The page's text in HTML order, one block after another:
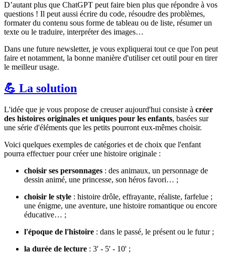
D’autant plus que ChatGPT peut faire bien plus que répondre à vos
questions ! Il peut aussi écrire du code, résoudre des problèmes,
formater du contenu sous forme de tableau ou de liste, résumer un
texte ou le traduire, interpréter des images…
Dans une future newsletter, je vous expliquerai tout ce que l'on peut
faire et notamment, la bonne manière d'utiliser cet outil pour en tirer
le meilleur usage.
💪 La solution
L'idée que je vous propose de creuser aujourd'hui consiste à créer
des histoires originales et uniques pour les enfants, basées sur
une série d'éléments que les petits pourront eux-mêmes choisir.
Voici quelques exemples de catégories et de choix que l'enfant
pourra effectuer pour créer une histoire originale :
choisir ses personnages : des animaux, un personnage de
dessin animé, une princesse, son héros favori… ;
choisir le style : histoire drôle, effrayante, réaliste, farfelue ;
une énigme, une aventure, une histoire romantique ou encore
éducative… ;
l'époque de l'histoire : dans le passé, le présent ou le futur ;
la durée de lecture : 3' - 5' - 10' ;